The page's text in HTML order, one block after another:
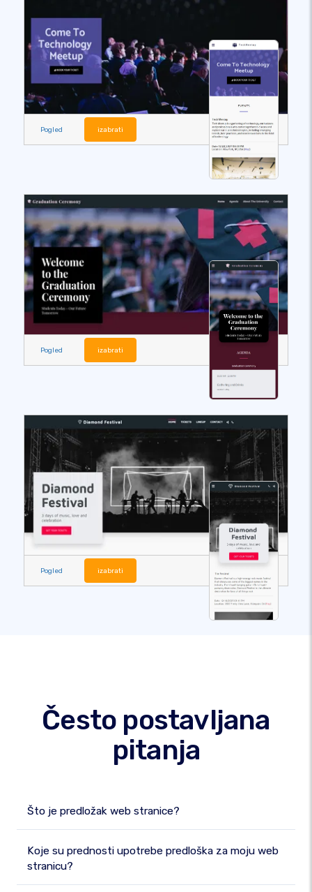
Pogled izabrati
Pogled izabrati
Pogled izabrati
Često postavljana
pitanja
Što je predložak web stranice?
Koje su prednosti upotrebe predloška za moju web
stranicu?